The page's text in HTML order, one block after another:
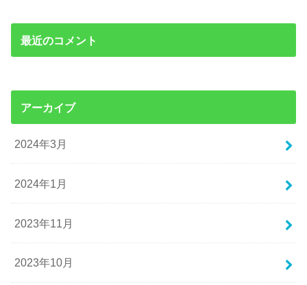
最近のコメント
アーカイブ
2024年3月
2024年1月
2023年11月
2023年10月